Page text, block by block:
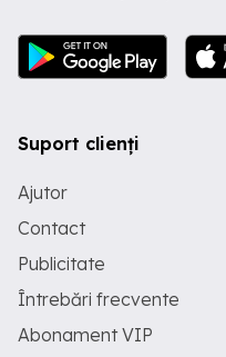
Suport clienți
Ajutor
Contact
Publicitate
Întrebări frecvente
Abonament VIP